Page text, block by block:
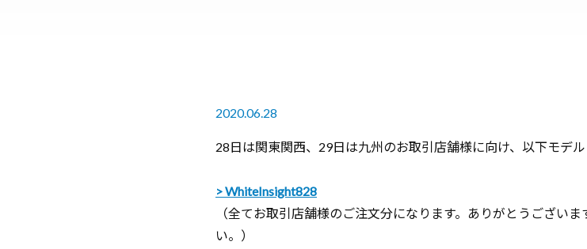
2020.06.28
28日は関東関西、29日は九州のお取引店舗様に向け、以下モデル
WhiteInsight828
（全てお取引店舗様のご注文分になります。ありがとうござい
い。）